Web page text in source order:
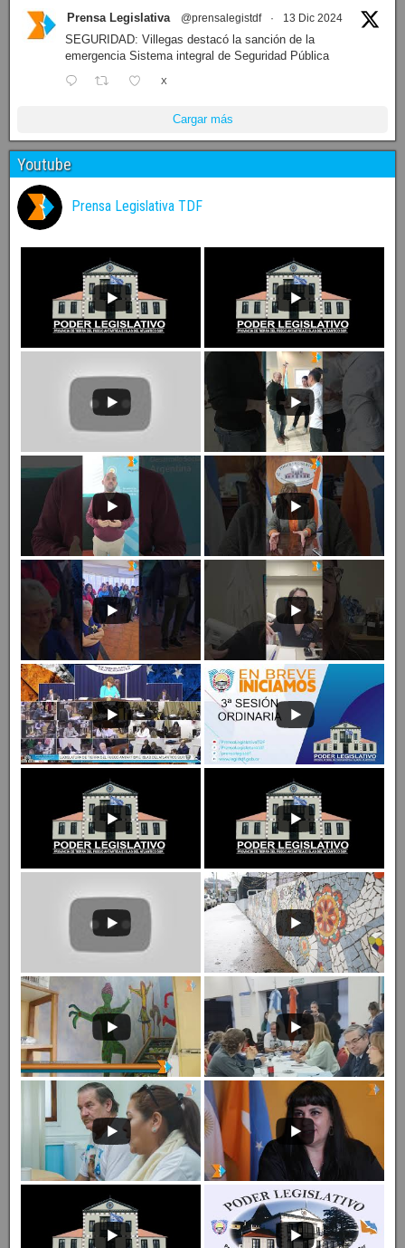
Prensa Legislativa @prensalegistdf · 13 Dic 2024
SEGURIDAD: Villegas destacó la sanción de la
emergencia Sistema integral de Seguridad Pública
X
Cargar más
Youtube
Prensa Legislativa TDF